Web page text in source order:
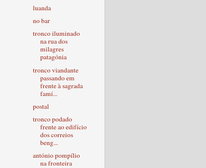
luanda
no bar
tronco iluminado
na rua dos
milagres
patagónia
tronco viandante
passando em
frente à sagrada
famí...
postal
tronco podado
frente ao edifício
dos correios
beng...
antónio pompílio
na fronteira